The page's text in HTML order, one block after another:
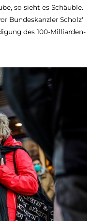
so sieht es Schäuble.
Bundeskanzler Scholz‘
des 100-Milliarden-